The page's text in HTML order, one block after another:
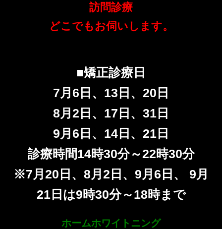
訪問診療
どこでもお伺いします。
■矯正診療日
7月6日、13日、20日
8月2日、17日、31日
9月6日、14日、21日
診療時間14時30分～22時30分
※7月20日、8月2日、9月6日、 9月
21日は9時30分～18時まで
ホームホワイトニング